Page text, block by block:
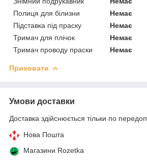
Полиця для білизни
Немає
Підставка під праску
Немає
Тримач для плічок
Немає
Тримач проводу праски
Немає
Приховати
Умови доставки
Доставка здійснюється тільки по
Нова Пошта
Магазини Rozetka